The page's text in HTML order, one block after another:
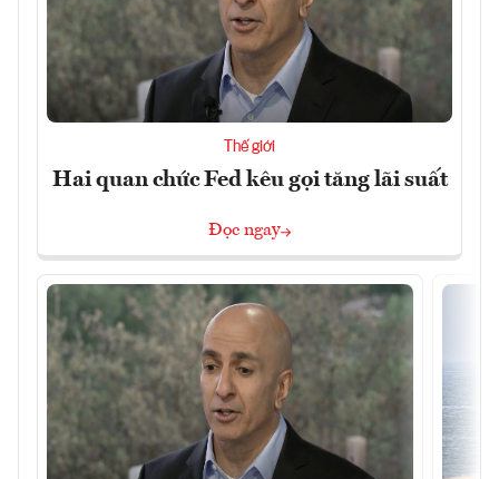
Thế giới
Hai quan chức Fed kêu gọi tăng lãi suất
Đọc ngay